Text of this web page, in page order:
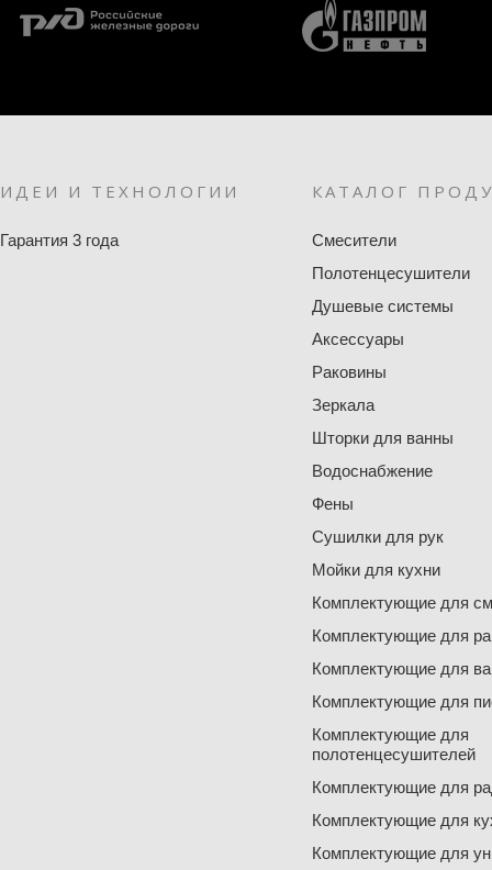
ИДЕИ И ТЕХНОЛОГИИ
Гарантия 3 года
КАТАЛОГ
Смесители
Полотенцесушители
Душевые системы
Аксессуары
Раковины
Зеркала
Шторки для ванны
Водоснабжение
Фены
Сушилки для рук
Мойки для кухни
Комплектующие для
Комплектующие для
Комплектующие для
Комплектующие для
Комплектующие для
полотенцесушителей
Комплектующие для
Комплектующие для
Комплектующие для